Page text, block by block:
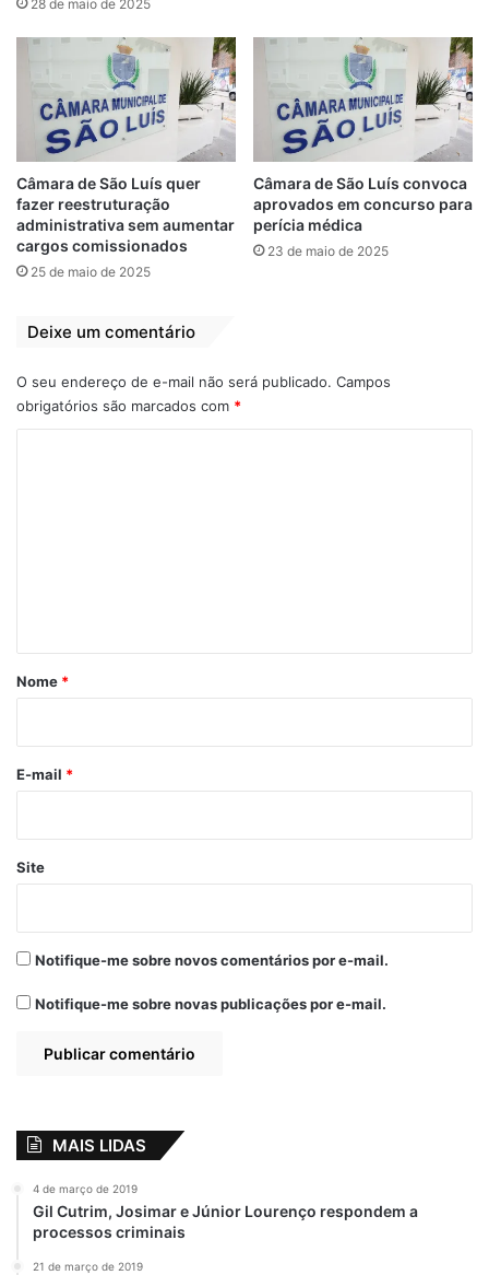
Câmara Municipal
aprova propostas
de Fátima Araújo
27 de agosto de 2021
Em "PINHEIRO-MA"
Câmara de São Luís
aprova propostas
de autoria da
vereadora Fátima
Araújo
18 de outubro de 2022
Em "POLÍTICA"
Proposições da
vereadora Fátima
Araújo são
protocoladas na
Em "PINHEIRO-MA"
Aprovadas camara Fátima Araújo
28 de maio de 2025
Câmara de São Luís quer
fazer reestruturação
administrativa sem aumentar
cargos comissionados
25 de maio de 2025
Câmara de São Luís convoca
aprovados em concurso para
perícia médica
23 de maio de 2025
Deixe um comentário
O seu endereço de e-mail não será publicado. Campos
obrigatórios são marcados com *
r
*
Nome *
E-mail *
Site
Notifique-me sobre novos comentários por e-mail.
Notifique-me sobre novas publicações por e-mail.
MAIS LIDAS
4 de março de 2019
Gil Cutrim, Josimar e Júnior Lourenço respondem a
processos criminais
21 de março de 2019